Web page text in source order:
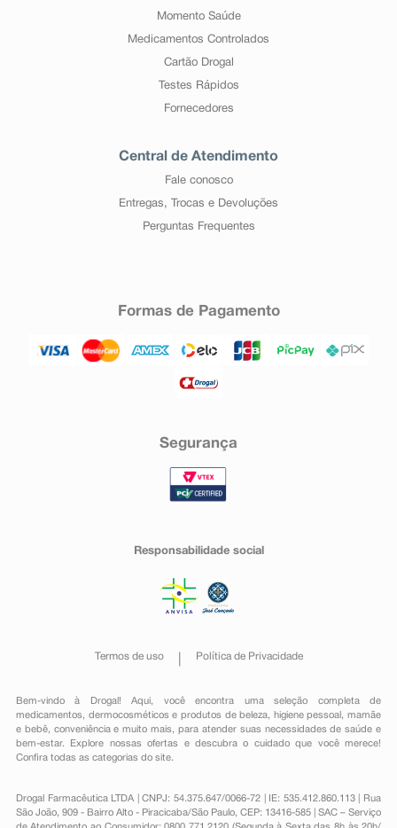
Momento Saúde
Medicamentos Controlados
Cartão Drogal
Testes Rápidos
Fornecedores
Central de Atendimento
Fale conosco
Entregas, Trocas e Devoluções
Perguntas Frequentes
Formas de Pagamento
Segurança
Responsabilidade social
Termos de uso Política de Privacidade
Bem-vindo à Drogal! Aqui, você encontra uma seleção completa de
medicamentos , dermocosméticos e produtos de beleza, higiene pessoal ,mamãe
e bebê, conveniênciae muito mais, para atender suas necessidades de saúde e
bem-estar. Explore nossas ofertas e descubra o cuidado que você merece!
Confira todas as categorias do site.
Drogal Farmacêutica LTDA | CNPJ: 54.375.647/0066-72 | IE: 535.412.860.113 | Rua
São João, 909 - Bairro Alto - Piracicaba/São Paulo, CEP: 13416-585 | SAC – Serviço